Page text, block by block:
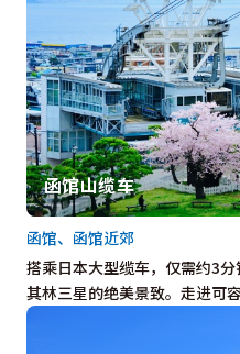
函馆山缆车
搭乘日本大型缆车，仅需约3
其林三星的绝美景致。走进可
函馆、函馆近郊